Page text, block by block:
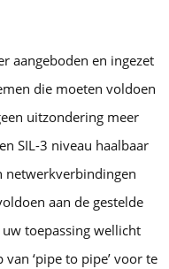
aangeboden en ingezet
die moeten voldoen
uitzondering meer
SIL-3 niveau haalbaar
netwerkverbindingen
aan de gestelde
toepassing wellicht
‘pipe to pipe’ voor te